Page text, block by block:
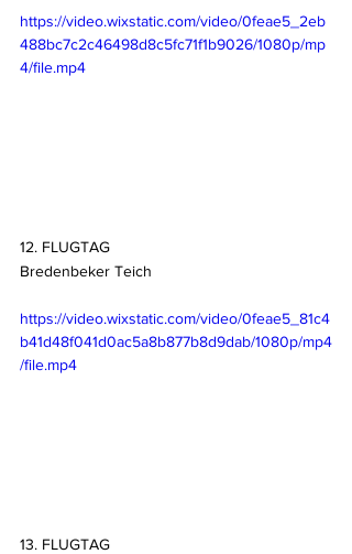
https://video.wixstatic.com/video/0feae5_2eb
488bc7c2c46498d8c5fc71f1b9026/1080p/mp
4/file.mp4
12. FLUGTAG
Bredenbeker Teich
https://video.wixstatic.com/video/0feae5_81c4
b41d48f041d0ac5a8b877b8d9dab/1080p/mp4
/file.mp4
13. FLUGTAG